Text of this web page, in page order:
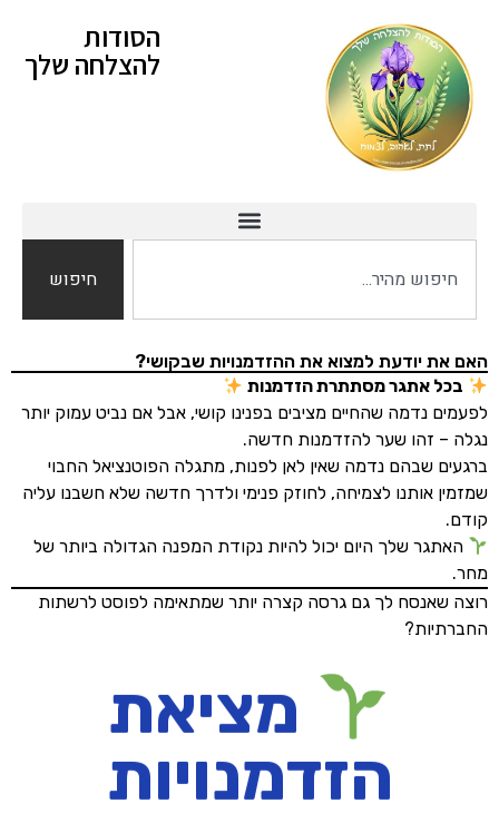
הסודות
להצלחה שלך
חיפוש
האם את יודעת למצוא את ההזדמנויות שבקושי?
בכל אתגר מסתתרת הזדמנות
לפעמים נדמה שהחיים מציבים בפנינו קושי, אבל אם נביט עמוק יותר
נגלה – זהו שער להזדמנות חדשה.
ברגעים שבהם נדמה שאין לאן לפנות, מתגלה הפוטנציאל החבוי
שמזמין אותנו לצמיחה, לחוזק פנימי ולדרך חדשה שלא חשבנו עליה
קודם.
האתגר שלך היום יכול להיות נקודת המפנה הגדולה ביותר של
מחר.
רוצה שאנסח לך גם גרסה קצרה יותר שמתאימה לפוסט לרשתות
החברתיות?
מציאת
הזדמנויות